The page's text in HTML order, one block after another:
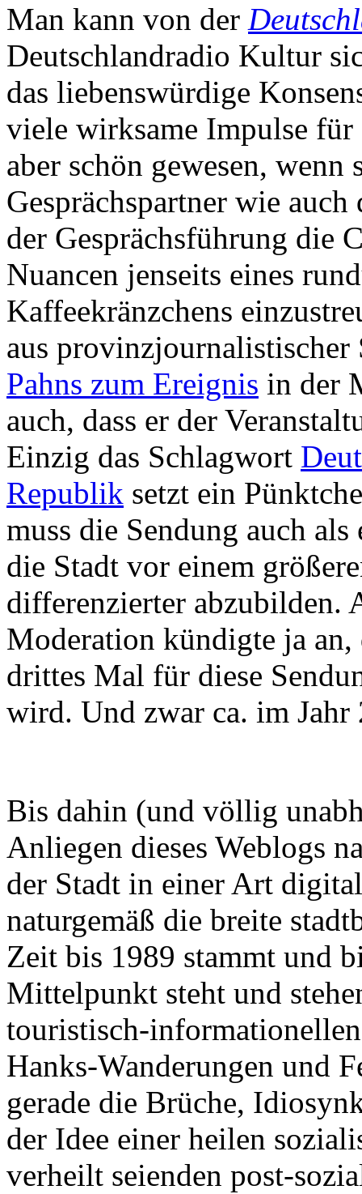
Man kann von der
Deutschlandradio Kultur
das liebenswürdige
viele wirksame Impulse für
aber schön gewesen,
Gesprächspartner wie
der Gesprächsführung die
Nuancen jenseits eines
Kaffeekränzchens
aus
Pahns zum Ereignis in der
auch, dass er der
Einzig das Schlagwort
Republik setzt ein
muss die Sendung auch
die Stadt vor einem
differenzierter abzubilden.
Moderation kündigte ja an,
drittes Mal für diese
wird. Und zwar ca. im Jahr
Bis dahin (und völlig
Anliegen dieses Weblogs
der Stadt in einer Art
naturgemäß die breite
Zeit bis 1989 stammt und
Mittelpunkt steht und
touristisch-
Hanks-Wanderungen und
gerade die Brüche,
der Idee einer heilen
verheilt seienden post-